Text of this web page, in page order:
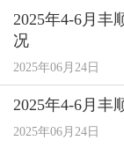
2025年4-6月丰
况
2025年06月24日
2025年4-6月丰
2025年06月24日